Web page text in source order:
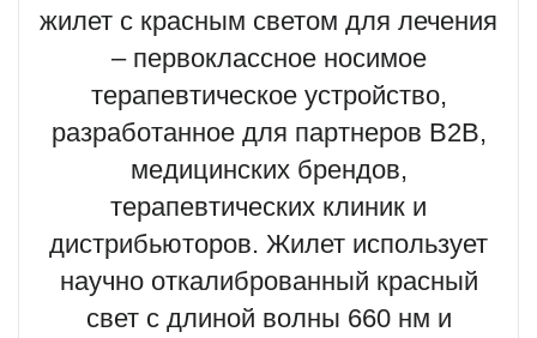
жилет с красным светом для лечения
– первоклассное носимое
терапевтическое устройство,
разработанное для партнеров B2B,
медицинских брендов,
терапевтических клиник и
дистрибьюторов. Жилет использует
научно откалиброванный красный
свет с длиной волны 660 нм и